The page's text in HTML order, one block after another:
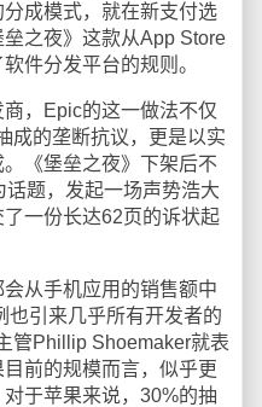
成模式，就在新支付选
之夜》这款从App Store
件分发平台的规则。
，Epic的这一做法不仅
成的垄断抗议，更是以实
《堡垒之夜》下架后不
话题，发起一场声势浩大
一份长达62页的诉状起
从手机应用的销售额中
也引来几乎所有开发者的
管Phillip Shoemaker就表
前的规模而言，似乎更
于苹果来说，30%的抽